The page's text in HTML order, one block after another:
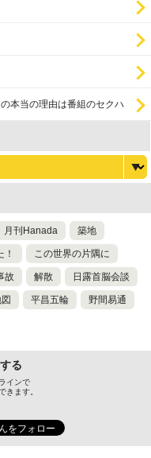
本当の理由は番組のセクハ
月刊Hanada 築地
この世界の片隅に
故 解散 日露首脳会談
平昌五輪 野間易通
る
インで
きます。